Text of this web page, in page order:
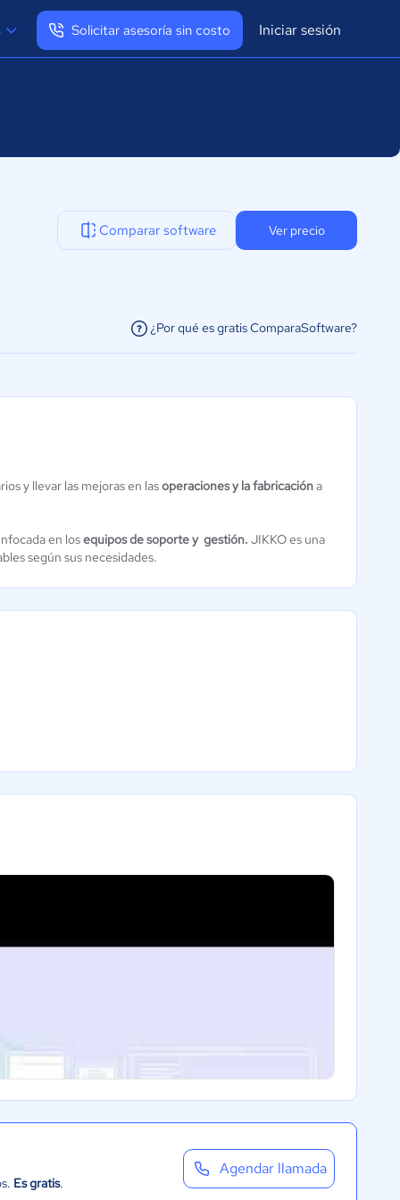
Solicitar asesoría sin costo Iniciar sesión
Comparar software Ver precio
¿Por qué es gratis ComparaSoftware?
y llevar las mejoras en lasoperaciones y la fabricacióna
en losequipos de soporte y gestión. JIKKO es una
según sus necesidades.
Es gratis.
Agendar llamada